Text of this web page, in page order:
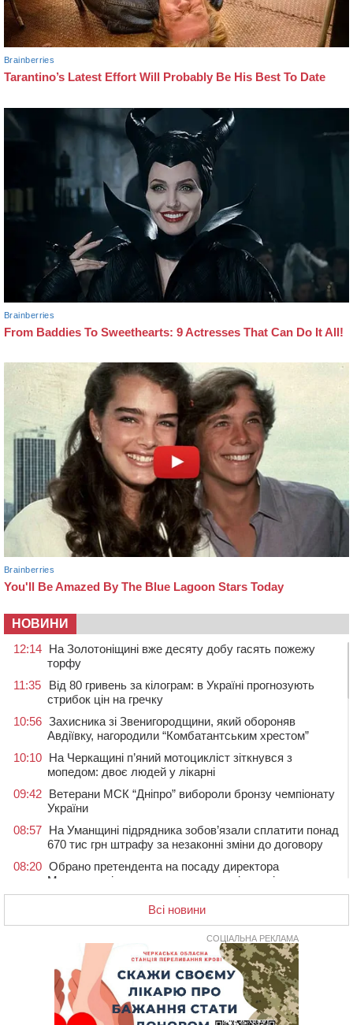
НОВИНИ
12:14 На Золотоніщині вже десяту добу гасять пожежу
торфу
11:35
Від 80 гривень за кілограм: в Україні прогнозують
стрибок цін на гречку
10:56 Захисника зі Звенигородщини, який обороняв
Авдіївку, нагородили “Комбатантським хрестом”
10:10 На Черкащині п’яний мотоцикліст зіткнувся з
мопедом: двоє людей у лікарні
09:42 Ветерани МСК “Дніпро” вибороли бронзу чемпіонату
України
08:57 На Уманщині підрядника зобов’язали сплатити понад
670 тис грн штрафу за незаконні зміни до договору
08:20 Обрано претендента на посаду директора
Мокрокалигірського психоневрологічного інтернату
Уманські міграційники видворили з країни грузина,
який відсидів термін у колонії
Наступні два дні на Черкащині прогнозують пік
африканського “пекла”
Проєкт просторового розвитку Корсунь-
Шевченківської громади рекомендували до
Всі новини
СОЦІАЛЬНА РЕКЛАМА